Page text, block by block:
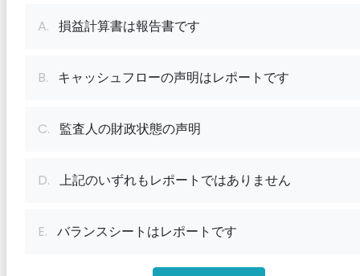
A. 損益計算書は報告書です
B. キャッシュフローの声明はレポートです
C. 監査人の財政状態の声明
D. 上記のいずれもレポートではありません
E. バランスシートはレポートです